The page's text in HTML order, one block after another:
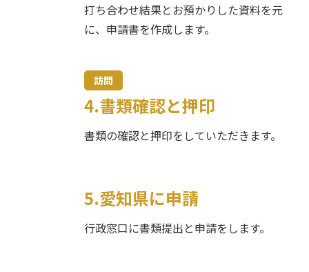
小牧市
稲沢市
東海市
大府市
知立市
岩倉市
豊明市
打ち合わせ結果とお預かりした資料を元
に、申請書を作成します。
訪問
4.書類確認と押印
書類の確認と押印をしていただきます。
5.愛知県に申請
行政窓口に書類提出と申請をします。